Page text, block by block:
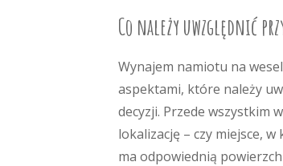
Co należy uwzględnić
Wynajem namiotu na
aspektami, które należy
decyzji. Przede wszystkim
lokalizację – czy miejsce,
ma odpowiednią